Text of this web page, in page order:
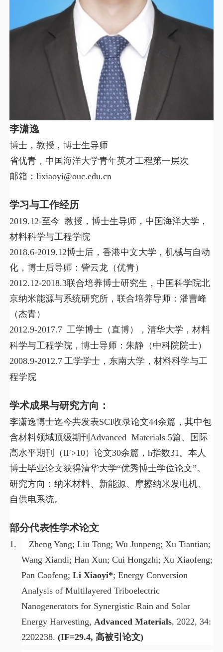
李潇逸
博士，教授，博士生导师
省优青，中国海洋大学青年英才工程第一层次
邮箱： lixiaoyi@ouc.edu.cn
学习与工作经历
2019.12-至今 教授，博士生导师，中国海洋大学，
材料科学与工程学院
2018.6-2019.12博士后，香港中文大学，机械与自动
化，博士后导师：訾云龙（优青）
2012.12-2018.3联合培养博士研究生，中国科学院北
京纳米能源与系统研究所，联合培养导师：潘曹峰
（杰青）
2012.9-2017.7 工学博士（直博），清华大学，材料
科学与工程学院，博士导师：朱静（中科院院士）
2008.9-2012.7 工学学士，东南大学，材料科学与工
程学院
学术成果与研究方向：
李潇逸博士迄今共发表SCI收录论文44余篇，其中包
含材料领域顶级期刊 Advanced Materials 5篇、国际
高水平期刊（IF>10）论文30余篇， h指数31。本人
博士毕业论文获得清华大学“优秀博士学位论文”。
研究方向：纳米材料、新能源、摩擦纳米发电机、
自供电系统。
部分代表性学术论文
1.
Zheng Yang; Liu Tong; Wu Junpeng; Xu Tiantian;
Wang Xiandi; Han Xun; Cui Hongzhi; Xu Xiaofeng;
Pan Caofeng; Li Xiaoyi*; Energy Conversion
Analysis of Multilayered Triboelectric
Nanogenerators for Synergistic Rain and Solar
Energy Harvesting, Advanced Materials, 2022, 34:
2202238. (IF=29.4, 高被引论文)